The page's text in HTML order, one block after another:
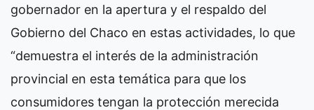
gobernador en la apertura y el respaldo del
Gobierno del Chaco en estas actividades, lo que
“demuestra el interés de la administración
provincial en esta temática para que los
consumidores tengan la protección merecida